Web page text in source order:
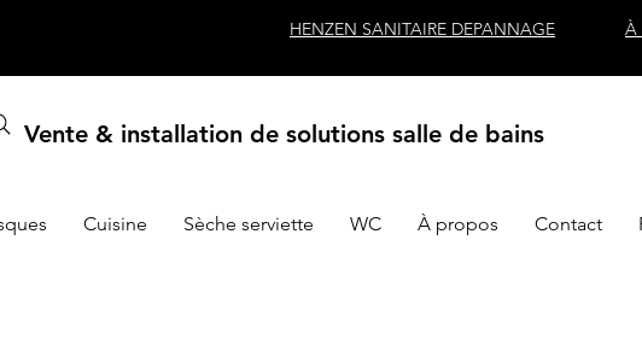
HENZEN SANITAIRE DEPANNAGE À
Vente & installation de solutions salle de bains
Cuisine Sèche serviette WC À propos Contact